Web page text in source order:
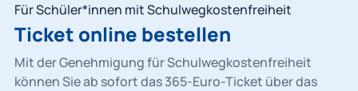
Für Schüler*innen mit Schulwegkostenfreiheit
Ticket online bestellen
Mit der Genehmigung für Schulwegkostenfreiheit
können Sie ab sofort das 365-Euro-Ticket über das